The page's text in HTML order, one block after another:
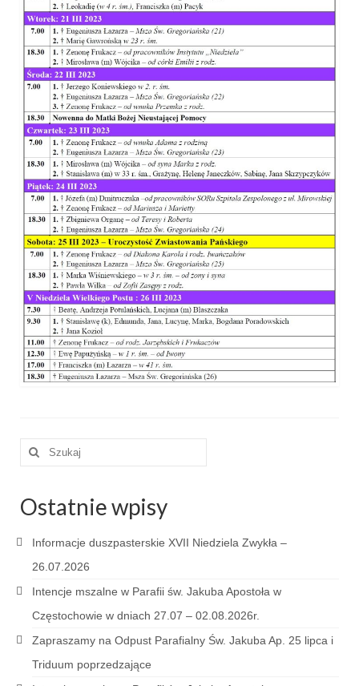
Nasz patron
Kościół Rektoracki
Vademecum
Wspólnoty parafialne
Katecheza parafialna
Niezbędnik Katolika
Kaplica Adoracji
Pracownicy
e-Katolik
Nabożeństwa
Nabożeństwa różne
Pogrzeb katolicki
Sakrament chrztu
Sakrament eucharystii
Sakrament bierzmowania
Sakrament pojednania
Sakrament małżeństwa
Sakrament namaszczenia chorych
Galeria
Szuklaj
Ostatnie wpisy
Informacje duszpasterskie XVII Niedziela Zwykła –
26.07.2026
Intencje mszalne w Parafii św. Jakuba Apostoła w
Częstochowie w dniach 27.07 – 02.08.2026r.
Zapraszamy na Odpust Parafialny Św. Jakuba Ap. 25 lipca i
Triduum poprzedzające